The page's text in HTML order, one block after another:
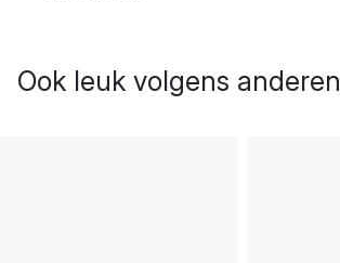
Ook leuk volgens anderen